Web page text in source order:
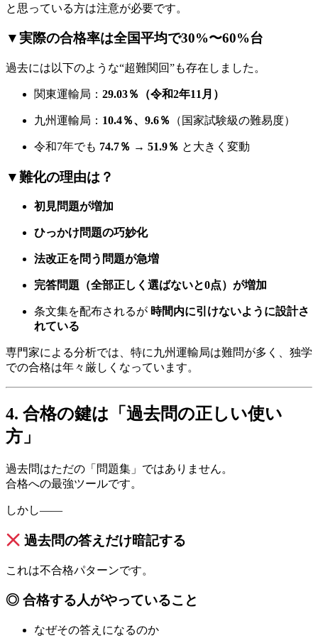
と思っている方は注意が必要です。
▼実際の合格率は全国平均で30%〜60%台
過去には以下のような“超難関回”も存在しました。
関東運輸局： 29.03％（令和2年11月）
九州運輸局： 10.4％、9.6％ （国家試験級の難易度）
令和7年でも 74.7％ → 51.9％ と大きく変動
▼難化の理由は？
初見問題が増加
ひっかけ問題の巧妙化
法改正を問う問題が急増
完答問題（全部正しく選ばないと0点）が増加
条文集を配布されるが 時間内に引けないように設計さ
れている
専門家による分析では、特に九州運輸局は難問が多く、独学
での合格は年々厳しくなっています。
4. 合格の鍵は「過去問の正しい使い
方」
過去問はただの「問題集」ではありません。
合格への最強ツールです。
しかし――
過去問の答えだけ暗記する
これは不合格パターンです。
◎ 合格する人がやっていること
なぜその答えになるのか